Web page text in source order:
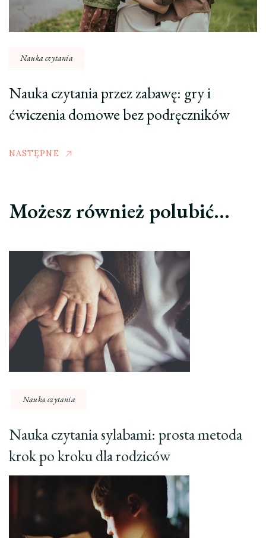
Nauka czytania
Nauka czytania przez zabawę: gry i
ćwiczenia domowe bez podręczników
NASTĘPNE
Możesz również polubić…
Nauka czytania
Nauka czytania sylabami: prosta metoda
krok po kroku dla rodziców